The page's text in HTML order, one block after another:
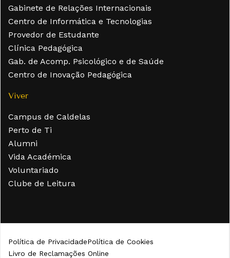
Gabinete de Relações Internacionais
Centro de Informática e Tecnologias
Provedor de Estudante
Clínica Pedagógica
Gab. de Acomp. Psicológico e de Saúde
Centro de Inovação Pedagógica
Viver
Campus de Caldelas
Perto de Ti
Alumni
Vida Académica
Voluntariado
Clube de Leitura
Política de PrivacidadePolítica de Cookies
Livro de Reclamações Online